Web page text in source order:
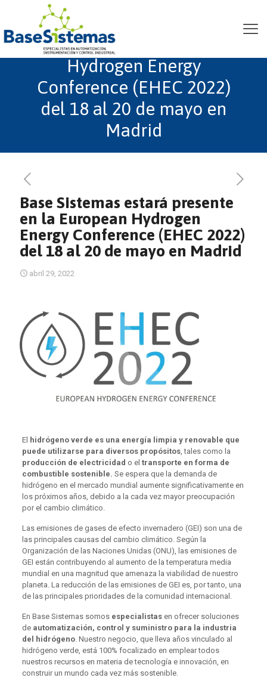
Base Sistemas estará
presente en la European
Hydrogen Energy
Conference (EHEC 2022)
del 18 al 20 de mayo en
Madrid
Base Sistemas estará presente
en la European Hydrogen
Energy Conference (EHEC 2022)
del 18 al 20 de mayo en Madrid
abril 29, 2022
El hidrógeno verde es una energía limpia y renovable que
puede utilizarse para diversos propósitos, tales como la
producción de electricidad o el transporte en forma de
combustible sostenible. Se espera que la demanda de
hidrógeno en el mercado mundial aumente significativamente en
los próximos años, debido a la cada vez mayor preocupación
por el cambio climático.
Las emisiones de gases de efecto invernadero (GEI) son una de
las principales causas del cambio climático. Según la
Organización de las Naciones Unidas (ONU), las emisiones de
GEI están contribuyendo al aumento de la temperatura media
mundial en una magnitud que amenaza la viabilidad de nuestro
planeta. La reducción de las emisiones de GEI es, por tanto, una
de las principales prioridades de la comunidad internacional.
En Base Sistemas somos especialistas en ofrecer soluciones
de automatización, control y suministro para la industria
del hidrógeno. Nuestro negocio, que lleva años vinculado al
hidrógeno verde, está 100% focalizado en emplear todos
nuestros recursos en materia de tecnología e innovación, en
construir un mundo cada vez más sostenible.